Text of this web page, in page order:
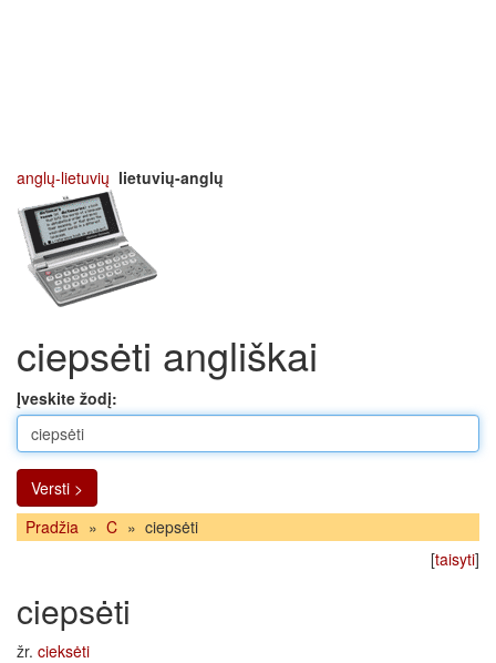
anglų-lietuvių lietuvių-anglų
ciepsėti angliškai
Įveskite žodį:
Versti >
Pradžia » C » ciepsėti
[taisyti]
ciepsėti
žr. cieksėti